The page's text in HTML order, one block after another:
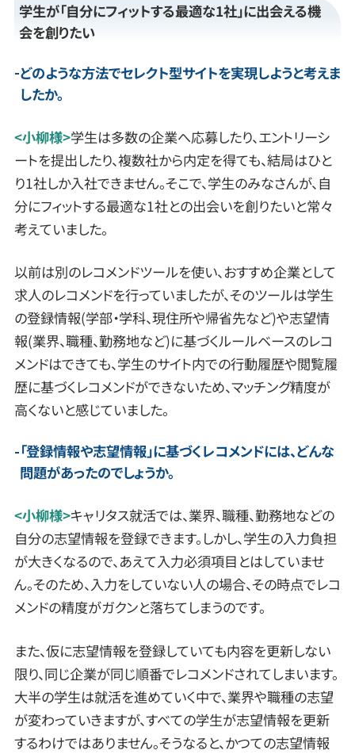
学生が「自分にフィットする最適な1社」に出会える機
会を創りたい
どのような方法でセレクト型サイトを実現しようと考えま
したか。
<小柳様>学生は多数の企業へ応募したり、エントリーシ
ートを提出したり、複数社から内定を得ても、結局はひと
り1社しか入社できません。そこで、学生のみなさんが、自
分にフィットする最適な1社との出会いを創りたいと常々
考えていました。
以前は別のレコメンドツールを使い、おすすめ企業として
求人のレコメンドを行っていましたが、そのツールは学生
の登録情報(学部・学科、現住所や帰省先など)や志望情
報(業界、職種、勤務地など)に基づくルールベースのレコ
メンドはできても、学生のサイト内での行動履歴や閲覧履
歴に基づくレコメンドができないため、マッチング精度が
高くないと感じていました。
「登録情報や志望情報」に基づくレコメンドには、どんな
問題があったのでしょうか。
<小柳様>キャリタス就活では、業界、職種、勤務地などの
自分の志望情報を登録できます。しかし、学生の入力負担
が大きくなるので、あえて入力必須項目とはしていませ
ん。そのため、入力をしていない人の場合、その時点でレコ
メンドの精度がガクンと落ちてしまうのです。
また、仮に志望情報を登録していても内容を更新しない
限り、同じ企業が同じ順番でレコメンドされてしまいます。
大半の学生は就活を進めていく中で、業界や職種の志望
が変わっていきますが、すべての学生が志望情報を更新
するわけではありません。そうなると、かつての志望情報